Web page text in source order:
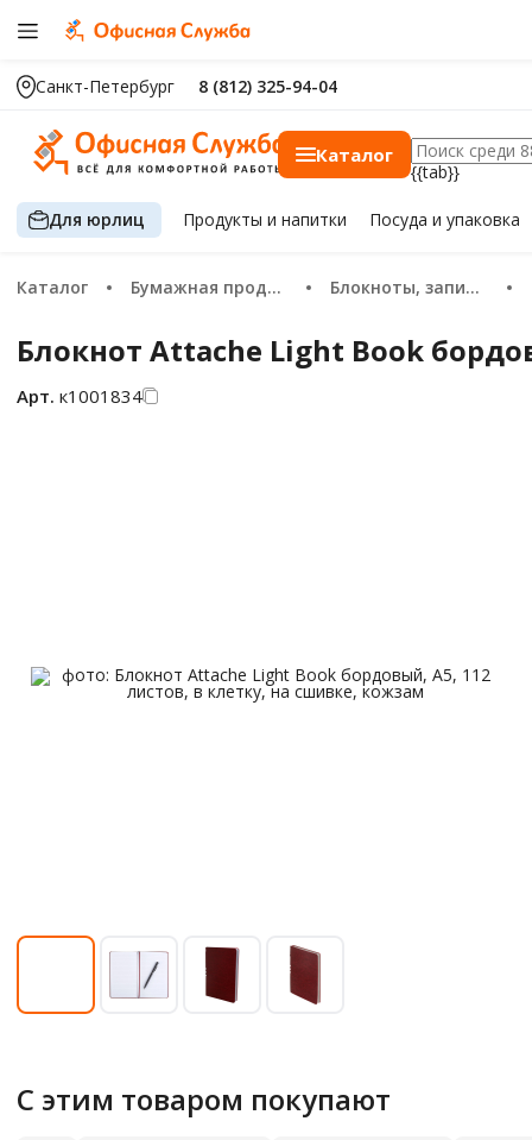
Санкт-Петербург 8 (812) 325-94-04
Каталог
{{tab}}
Для юрлиц Продуктыи напитки Посуда и упаковка
Каталог Бумажная продукция Блокноты, записные книжки и тетради
Блокнот Attache Light Book
Арт. к1001834
С этим товаром покупают